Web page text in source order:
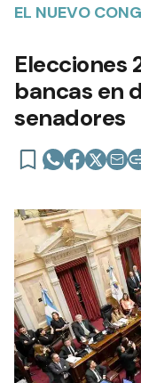
EL NUEVO
Elecciones
bancas en
senadores